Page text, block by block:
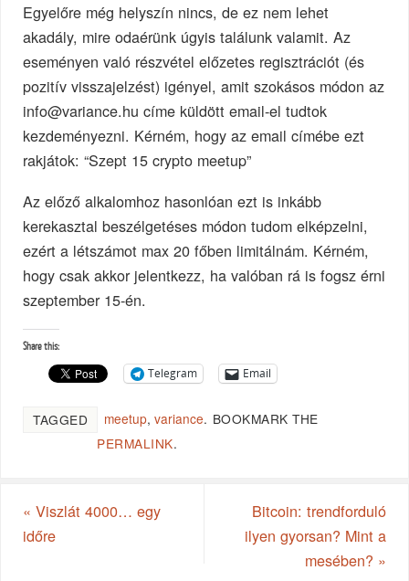
Egyelőre még helyszín nincs, de ez nem lehet
akadály, mire odaérünk úgyis találunk valamit. Az
eseményen való részvétel előzetes regisztrációt (és
pozitív visszajelzést) igényel, amit szokásos módon az
info@variance.hu címe küldött email-el tudtok
kezdeményezni. Kérném, hogy az email címébe ezt
rakjátok: “Szept 15 crypto meetup”
Az előző alkalomhoz hasonlóan ezt is inkább
kerekasztal beszélgetéses módon tudom elképzelni,
ezért a létszámot max 20 főben limitálnám. Kérném,
hogy csak akkor jelentkezz, ha valóban rá is fogsz érni
szeptember 15-én.
Share this:
Telegram Email
TAGGED meetup,variance. BOOKMARK THE
PERMALINK.
« Viszlát 4000… egy
időre
Bitcoin: trendforduló
ilyen gyorsan? Mint a
mesében? »